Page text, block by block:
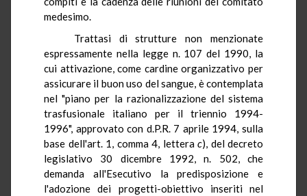
medesimo.
Trattasi di strutture non menzionate
espressamente nella legge n. 107 del 1990, la
cui attivazione, come cardine organizzativo per
assicurare il buon uso del sangue, è contemplata
nel "piano per la razionalizzazione del sistema
trasfusionale italiano per il triennio 1994-
1996", approvato con d.P.R. 7 aprile 1994, sulla
base dell'art. 1, comma 4, lettera c), del decreto
legislativo 30 dicembre 1992, n. 502, che
demanda all'Esecutivo la predisposizione e
l'adozione dei progetti-obiettivo inseriti nel